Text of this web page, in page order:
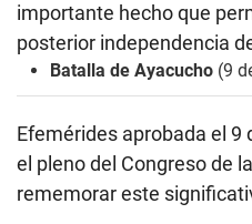
importante hecho que
posterior independencia
Batalla de Ayacucho (9
Efemérides aprobada el 9
el pleno del Congreso de
rememorar este